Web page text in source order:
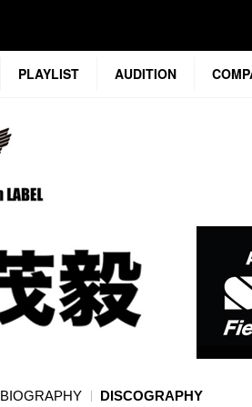
PLAYLIST AUDITION
BIOGRAPHY DISCOGRAPHY